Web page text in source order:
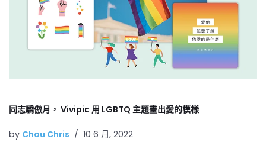
同志驕傲月， Vivipic 用 LGBTQ 主題畫出愛的模樣
by Chou Chris 10 6 月, 2022